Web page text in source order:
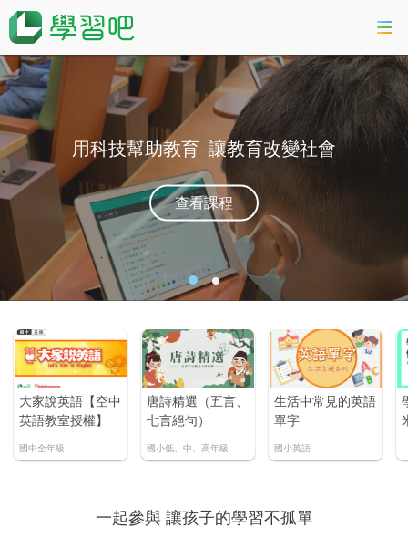
課程總覽
活動專區
智慧數位學習
科技素養教育
登入
註冊加入
用科技幫助教育 讓教育改變社會
查看課程
中
唐詩精選（五言、
七言絕句）
國小低、中、高年級
生活中常見的英語
單字
國小英語
學習吧 備課花路
版）
一起參與 讓孩子的學習不孤單